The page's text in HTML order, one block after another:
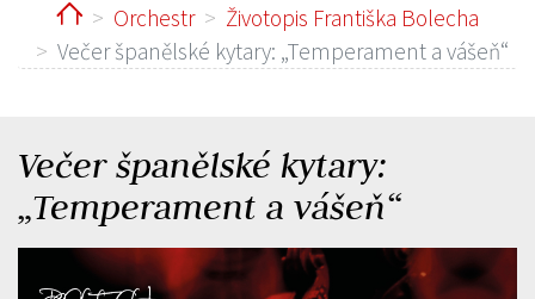
HomeOrchestr
Životopis Františka Bolecha
Večer španělské kytary: „Temperament a vášeň“
Večer španělské kytary:
„Temperament a vášeň“